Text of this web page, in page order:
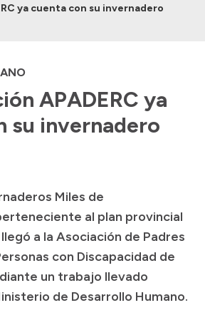
proveedores
ya cuenta con su invernadero
APADERC ya
su invernadero
Miles de
al plan provincial
a la Asociación de Padres
con Discapacidad de
un trabajo llevado
de Desarrollo Humano.